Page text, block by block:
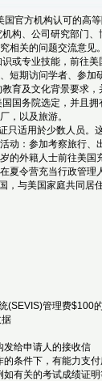
官方机构认可的高
构、公司研究部门
相关的问题交流意见。
或专业技能，前往
短期访问学者、参加
育及文化背景要求，
国务院选定，并且
，以及旅游。
只适用於少数人员。
动：参加考察旅行、
的外籍人士前往美
夏令营充当行政管理
，与美国家庭共同居
(SEVIS)管理费$100
发给申请人的接收信
条件下，有能力支
如有关的考试成绩证